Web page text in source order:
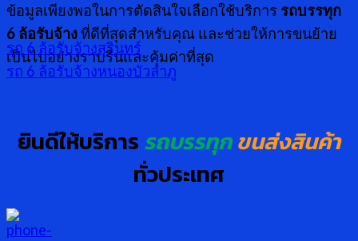
ข้อมูลเพียงพอในการตัดสินใจเลือกใช้บริการ รถบรรทุก
6 ล้อรับจ้างที่ดีที่สุดสำหรับคุณ และช่วยให้การขนย้าย
เป็นไปอย่างราบรื่นและคุ้มค่าที่สุด
รถ 6 ล้อรับจ้างสุรินทร์
รถ 6 ล้อรับจ้างหนองบัวลำภู
ยินดีให้บริการรถบรรทุกขนส่งสินค้า
ทั่วประเทศ